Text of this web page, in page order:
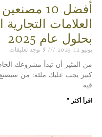
أفضل 10
العلامات
بحلول عام 2025
يونيو 12, 2025 لا توجد تعليقات
من المثير أن تبدأ مشروعك
كبير يجب عليك ملئه: من سيصنع
فيه
اقرأ أكثر "